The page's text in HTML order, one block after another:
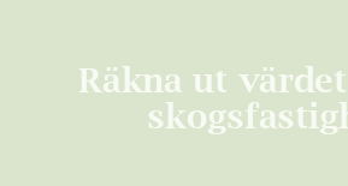
Räkna ut